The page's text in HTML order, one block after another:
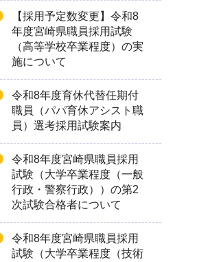
【採用予定数変更】令和8
年度宮崎県職員採用試験
（高等学校卒業程度）の実
施について
令和8年度育休代替任期付
職員（パパ育休アシスト職
員）選考採用試験案内
令和8年度宮崎県職員採用
試験（大学卒業程度（一般
行政・警察行政））の第2
次試験合格者について
令和8年度宮崎県職員採用
試験（大学卒業程度（技術